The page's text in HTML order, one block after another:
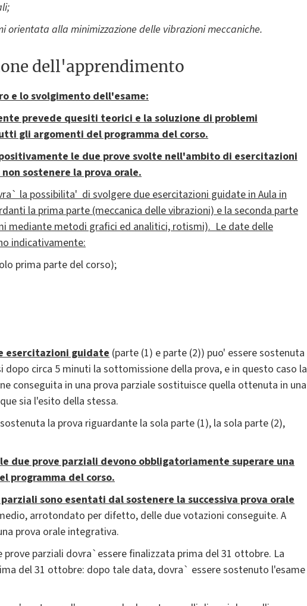
orientata alla minimizzazione delle vibrazioni meccaniche.
dell'apprendimento
e lo svolgimento dell'esame:
prevede quesiti teorici e la soluzione di problemi
gli argomenti del programma del corso.
le due prove svolte nell'ambito di esercitazioni
sostenere la prova orale.
la possibilita' di svolgeredue esercitazioni guidate in Aula in
laprima parte(meccanica delle vibrazioni) e laseconda parte
mediante metodi grafici ed analitici, rotismi). Le date delle
indicativamente:
prima parte del corso);
esercitazioni guidate (parte (1) e parte (2)) puo' essere sostenuta
circa 5 minuti la sottomissione della prova, e in questo caso la
conseguita in una prova parziale sostituisce quella ottenuta in una
sia l'esito della stessa.
la prova riguardante la sola parte (1), la sola parte (2),
due prove parziali devono obbligatoriamente superare una
programma del corso.
sono esentati dal sostenere la successiva prova orale
arrotondato per difetto, delle due votazioni conseguite. A
prova orale integrativa.
parziali dovra`essere finalizzata prima del 31 ottobre. La
del 31 ottobre: dopo tale data, dovra` essere sostenuto l'esame